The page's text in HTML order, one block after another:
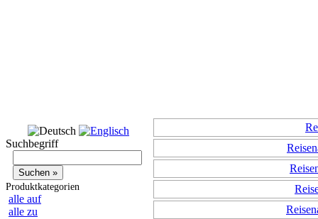
Suchbegriff
Produktkategorien
alle auf
alle zu